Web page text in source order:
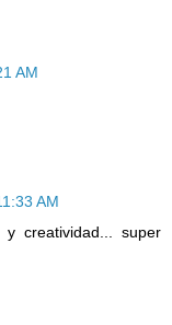
AM
AM
y creatividad... super